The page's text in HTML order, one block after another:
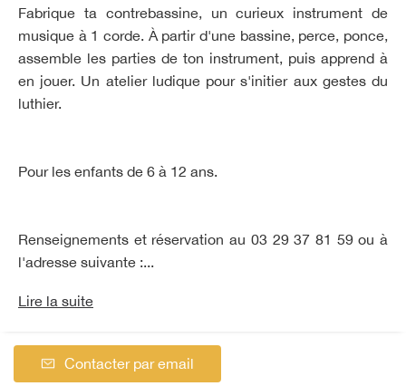
Fabrique ta contrebassine, un curieux instrument de
musique à 1 corde. À partir d'une bassine, perce, ponce,
assemble les parties de ton instrument, puis apprend à
en jouer. Un atelier ludique pour s'initier aux gestes du
luthier.
Pour les enfants de 6 à 12 ans.
Renseignements et réservation au 03 29 37 81 59 ou à
l'adresse suivante :...
Lire la suite
Contacter par email